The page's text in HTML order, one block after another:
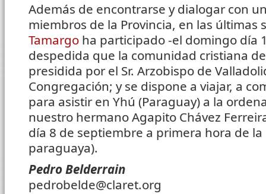
Además de encontrarse y dialogar con
miembros de la Provincia, en las últimas
Tamargo ha participado -el domingo día
despedida que la comunidad cristiana
presidida por el Sr. Arzobispo de
Congregación; y se dispone a viajar, a
para asistir en Yhú (Paraguay) a la
nuestro hermano Agapito Chávez
día 8 de septiembre a primera hora de
paraguaya).
Pedro Belderrain
pedrobelde@claret.org